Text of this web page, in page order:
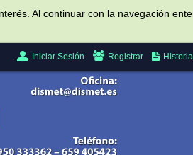
Al continuar con la navegación
Iniciar Sesión Registrar